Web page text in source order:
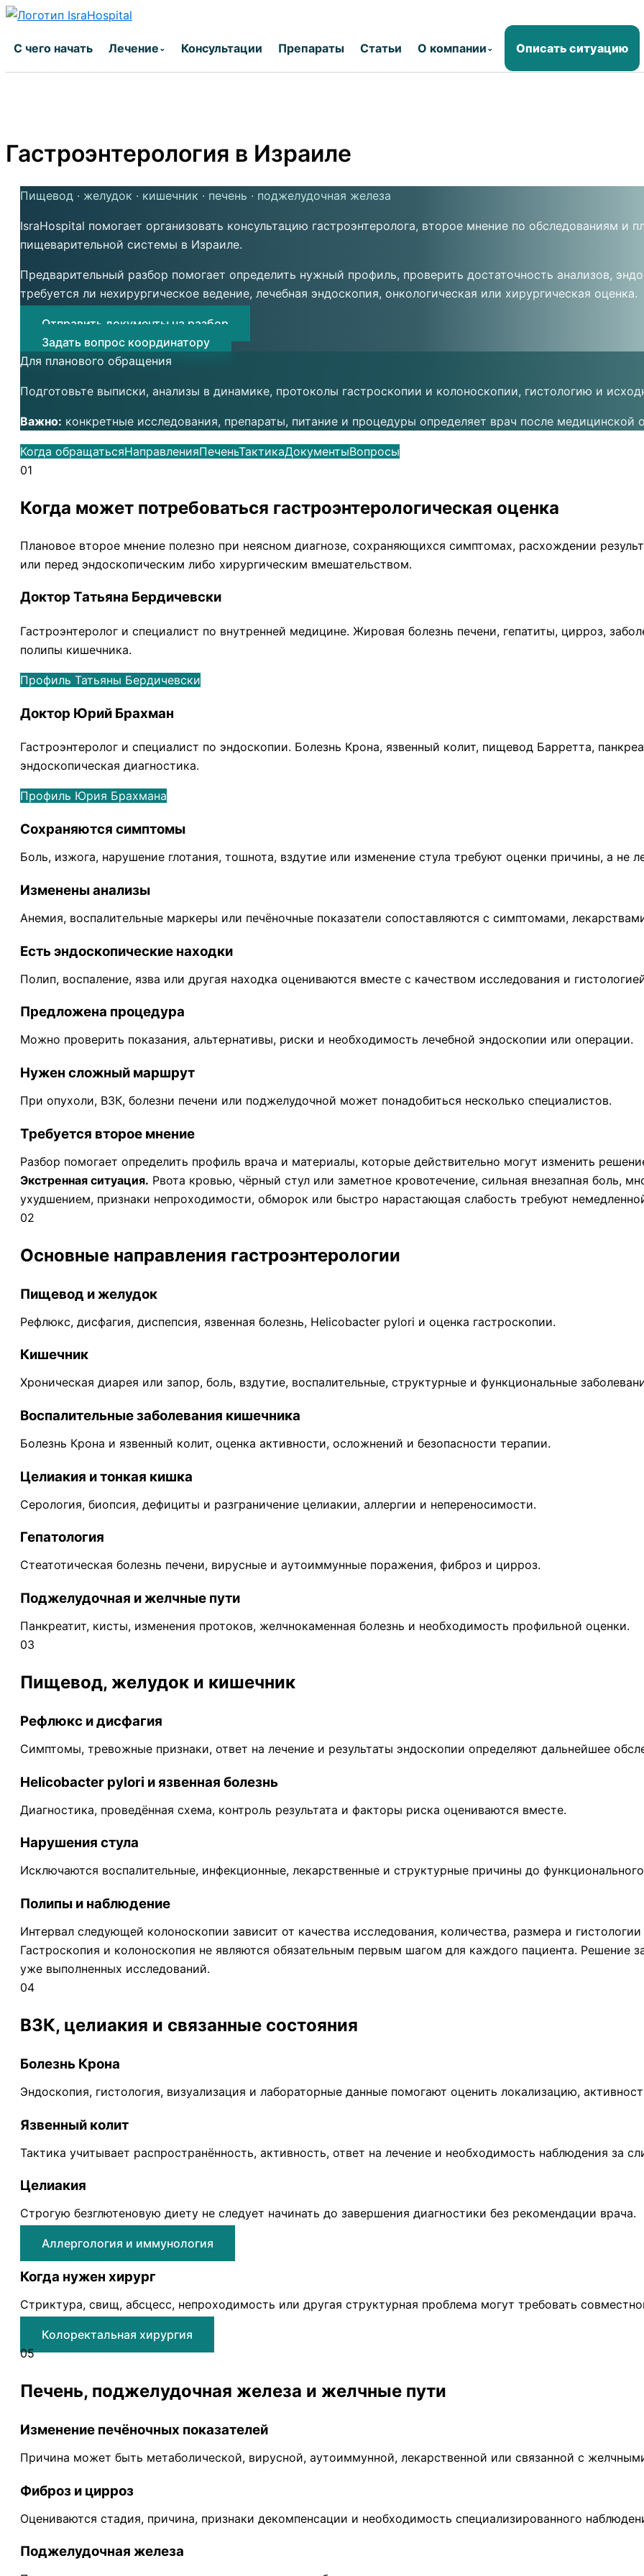
Перейти
содержимому
С чего начать Лечение ⌄ Консультации Препараты Статьи О компании ⌄ Описать ситуацию
Гастроэнтерология в Израиле
Пищевод · желудок · кишечник · печень · поджелудочная железа
IsraHospital помогает организовать консультацию гастроэнтеролога, второе мнение по обследованиям и
пищеварительной системы в Израиле.
Предварительный разбор помогает определить нужный профиль, проверить достаточность анализов,
требуется ли нехирургическое ведение, лечебная эндоскопия, онкологическая или хирургическая оценка.
Отправить документы на разбор
Задать вопрос координатору
Для планового обращения
Подготовьте выписки, анализы в динамике, протоколы гастроскопии и колоноскопии, гистологию и
Важно: конкретные исследования, препараты, питание и процедуры определяет врач после медицинской
Когда обращатьсяНаправленияПеченьТактикаДокументыВопросы
01
Когда может потребоваться гастроэнтерологическая оценка
Плановое второе мнение полезно при неясном диагнозе, сохраняющихся симптомах, расхождении
или перед эндоскопическим либо хирургическим вмешательством.
Доктор Татьяна Бердичевски
Гастроэнтеролог и специалист по внутренней медицине. Жировая болезнь печени, гепатиты, цирроз,
полипы кишечника.
Профиль Татьяны Бердичевски
Доктор Юрий Брахман
Гастроэнтеролог и специалист по эндоскопии. Болезнь Крона, язвенный колит, пищевод Барретта,
эндоскопическая диагностика.
Профиль Юрия Брахмана
Сохраняются симптомы
Боль, изжога, нарушение глотания, тошнота, вздутие или изменение стула требуют оценки причины, а не
Изменены анализы
Анемия, воспалительные маркеры или печёночные показатели сопоставляются с симптомами,
Есть эндоскопические находки
Полип, воспаление, язва или другая находка оцениваются вместе с качеством исследования и
Предложена процедура
Можно проверить показания, альтернативы, риски и необходимость лечебной эндоскопии или операции.
Нужен сложный маршрут
При опухоли, ВЗК, болезни печени или поджелудочной может понадобиться несколько специалистов.
Требуется второе мнение
Разбор помогает определить профиль врача и материалы, которые действительно могут изменить
Экстренная ситуация. Рвота кровью, чёрный стул или заметное кровотечение, сильная внезапная боль,
ухудшением, признаки непроходимости, обморок или быстро нарастающая слабость требуют
02
Основные направления гастроэнтерологии
Пищевод и желудок
Рефлюкс, дисфагия, диспепсия, язвенная болезнь, Helicobacter pylori и оценка гастроскопии.
Кишечник
Хроническая диарея или запор, боль, вздутие, воспалительные, структурные и функциональные
Воспалительные заболевания кишечника
Болезнь Крона и язвенный колит, оценка активности, осложнений и безопасности терапии.
Целиакия и тонкая кишка
Серология, биопсия, дефициты и разграничение целиакии, аллергии и непереносимости.
Гепатология
Стеатотическая болезнь печени, вирусные и аутоиммунные поражения, фиброз и цирроз.
Поджелудочная и желчные пути
Панкреатит, кисты, изменения протоков, желчнокаменная болезнь и необходимость профильной оценки.
03
Пищевод, желудок и кишечник
Рефлюкс и дисфагия
Симптомы, тревожные признаки, ответ на лечение и результаты эндоскопии определяют дальнейшее
Helicobacter pylori и язвенная болезнь
Диагностика, проведённая схема, контроль результата и факторы риска оцениваются вместе.
Нарушения стула
Исключаются воспалительные, инфекционные, лекарственные и структурные причины до
Полипы и наблюдение
Интервал следующей колоноскопии зависит от качества исследования, количества, размера и
Гастроскопия и колоноскопия не являются обязательным первым шагом для каждого пациента. Решение
уже выполненных исследований.
04
ВЗК, целиакия и связанные состояния
Болезнь Крона
Эндоскопия, гистология, визуализация и лабораторные данные помогают оценить локализацию,
Язвенный колит
Тактика учитывает распространённость, активность, ответ на лечение и необходимость наблюдения за
Целиакия
Строгую безглютеновую диету не следует начинать до завершения диагностики без рекомендации врача.
Аллергология и иммунология
Когда нужен хирург
Стриктура, свищ, абсцесс, непроходимость или другая структурная проблема могут требовать
Колоректальная хирургия
05
Печень, поджелудочная железа и желчные пути
Изменение печёночных показателей
Причина может быть метаболической, вирусной, аутоиммунной, лекарственной или связанной с
Фиброз и цирроз
Оцениваются стадия, причина, признаки декомпенсации и необходимость специализированного
Поджелудочная железа